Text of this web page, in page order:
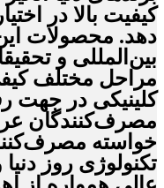
کیفیت بالا در
دهد. محصولات
بین‌المللی و
مراحل مختلف
کلینیکی در جهت
مصرف‌کنندگان
خواسته
تکنولوژی روز